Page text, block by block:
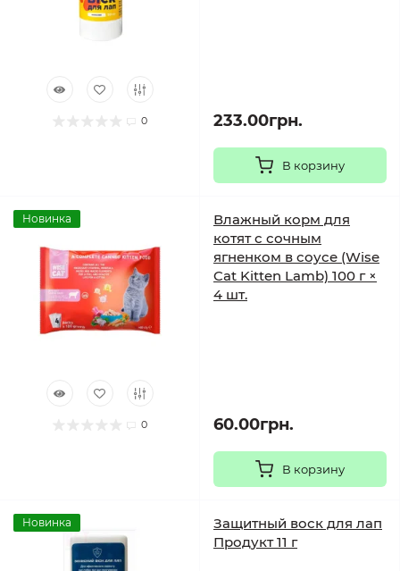
0 233.00грн.
В корзину
Новинка
0
Влажный корм для
котят с сочным
ягненком в соусе (Wise
Cat Kitten Lamb) 100 г ×
4 шт.
60.00грн.
В корзину
Новинка
Защитный воск для лап
Продукт 11 г